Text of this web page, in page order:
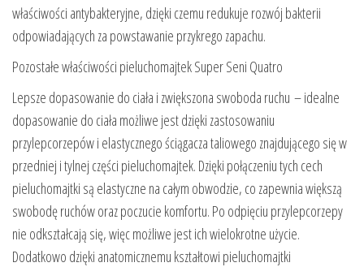
właściwości antybakteryjne, dzięki czemu redukuje rozwój bakterii
odpowiadających za powstawanie przykrego zapachu.
Pozostałe właściwości pieluchomajtek Super Seni Quatro
Lepsze dopasowanie do ciała i zwiększona swoboda ruchu – idealne
dopasowanie do ciała możliwe jest dzięki zastosowaniu
przylepcorzepów i elastycznego ściągacza taliowego znajdującego się w
przedniej i tylnej części pieluchomajtek. Dzięki połączeniu tych cech
pieluchomajtki są elastyczne na całym obwodzie, co zapewnia większą
swobodę ruchów oraz poczucie komfortu. Po odpięciu przylepcorzepy
nie odkształcają się, więc możliwe jest ich wielokrotne użycie.
Dodatkowo dzięki anatomicznemu kształtowi pieluchomajtki